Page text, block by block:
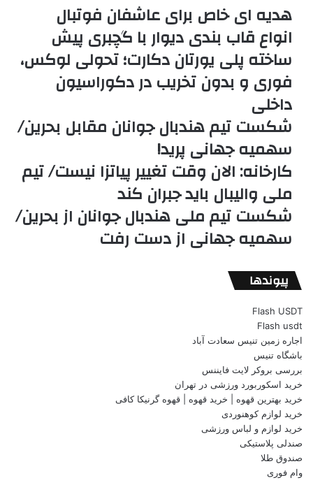
هدیه ای خاص برای عاشفان فوتبال
انواع قاب بندی دیوار با گچبری پیش
ساخته پلی یورتان دکارت؛ تحولی لوکس،
فوری و بدون تخریب در دکوراسیون
داخلی
شکست تیم هندبال جوانان مقابل بحرین/
سهمیه جهانی پرید!
کارخانه: الان وقت تغییر پیاتزا نیست/ تیم
ملی والیبال باید جبران کند
شکست تیم ملی هندبال جوانان از بحرین/
سهمیه جهانی از دست رفت
پیوندها
Flash USDT
Flash usdt
اجاره زمین تنیس سعادت آباد
باشگاه تنیس
بررسی بروکر لایت فایننس
خرید اسکوربورد ورزشی در تهران
خرید بهترین قهوه | خرید قهوه | قهوه گرنیکا کافی
خرید لوازم کوهنوردی
خرید لوازم و لباس ورزشی
صندلی پلاستیکی
صندوق طلا
وام فوری